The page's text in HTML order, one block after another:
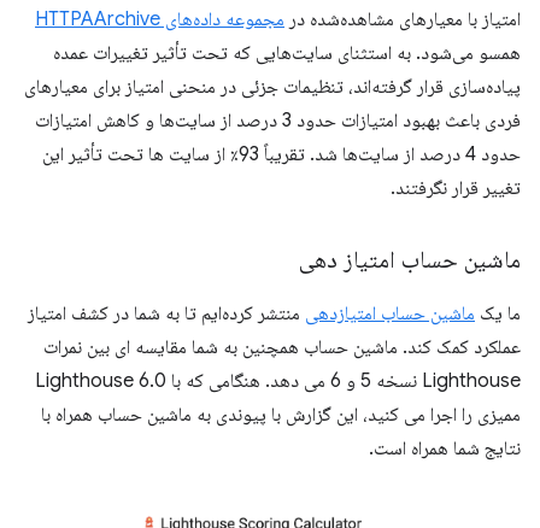
امتیاز با معیارهای مشاهده‌شده در مجموعه داده‌های HTTPAArchive
همسو می‌شود. به استثنای سایت‌هایی که تحت تأثیر تغییرات عمده
پیاده‌سازی قرار گرفته‌اند، تنظیمات جزئی در منحنی امتیاز برای معیارهای
فردی باعث بهبود امتیازات حدود 3 درصد از سایت‌ها و کاهش امتیازات
حدود 4 درصد از سایت‌ها شد. تقریباً 93٪ از سایت ها تحت تأثیر این
تغییر قرار نگرفتند.
ماشین حساب امتیاز دهی
ما یک ماشین حساب امتیازدهی منتشر کرده‌ایم تا به شما در کشف امتیاز
عملکرد کمک کند. ماشین حساب همچنین به شما مقایسه ای بین نمرات
Lighthouse نسخه 5 و 6 می دهد. هنگامی که با Lighthouse 6.0
ممیزی را اجرا می کنید، این گزارش با پیوندی به ماشین حساب همراه با
نتایج شما همراه است.